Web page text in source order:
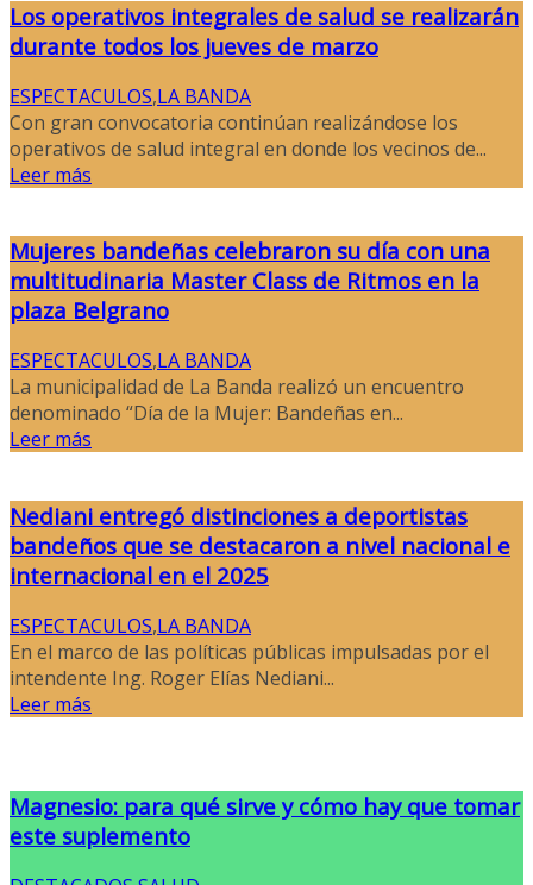
Los operativos integrales de salud se realizarán
durante todos los jueves de marzo
ESPECTACULOS,LA BANDA
Con gran convocatoria continúan realizándose los
operativos de salud integral en donde los vecinos de...
Leer más
Mujeres bandeñas celebraron su día con una
multitudinaria Master Class de Ritmos en la
plaza Belgrano
ESPECTACULOS,LA BANDA
La municipalidad de La Banda realizó un encuentro
denominado “Día de la Mujer: Bandeñas en...
Leer más
Nediani entregó distinciones a deportistas
bandeños que se destacaron a nivel nacional e
internacional en el 2025
ESPECTACULOS,LA BANDA
En el marco de las políticas públicas impulsadas por el
intendente Ing. Roger Elías Nediani...
Leer más
Magnesio: para qué sirve y cómo hay que tomar
este suplemento